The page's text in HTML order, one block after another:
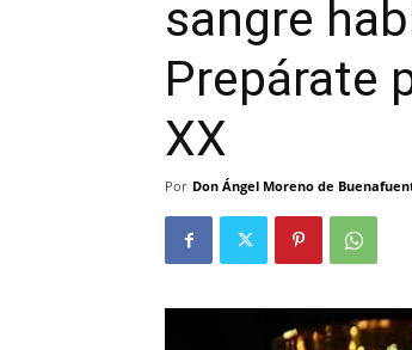
sangre
Prepárate
XX
Por Don Ángel Moreno de